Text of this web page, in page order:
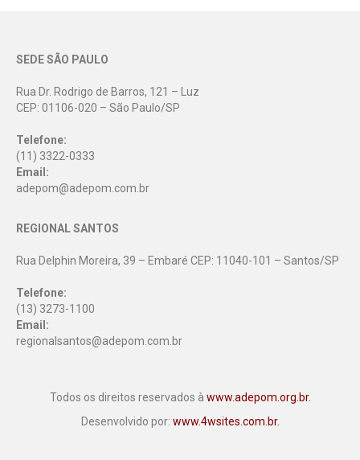
SEDE SÃO PAULO
Rua Dr. Rodrigo de Barros, 121 – Luz
CEP: 01106-020 – São Paulo/SP
Telefone:
(11) 3322-0333
Email:
adepom@adepom.com.br
REGIONAL SANTOS
Rua Delphin Moreira, 39 – Embaré CEP: 11040-101 – Santos/SP
Telefone:
(13) 3273-1100
Email:
regionalsantos@adepom.com.br
Todos os direitos reservados à www.adepom.org.br.
Desenvolvido por: www.4wsites.com.br.